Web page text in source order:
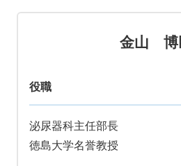
金山 博
役職
泌尿器科主任部長
徳島大学名誉教授